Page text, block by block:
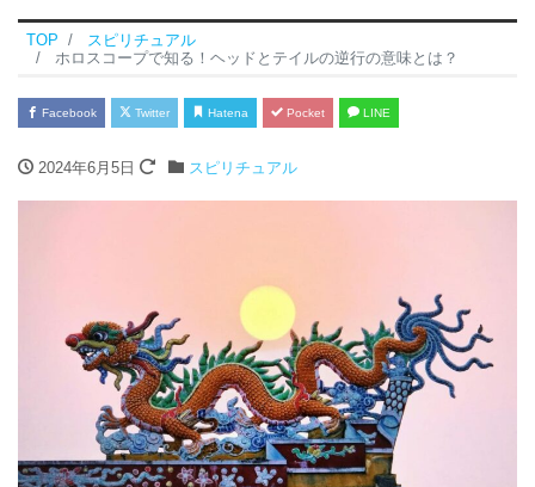
TOP
スピリチュアル
ホロスコープで知る！ヘッドとテイルの逆行の意味とは？
Facebook Twitter Hatena Pocket LINE
2024年6月5日 スピリチュアル